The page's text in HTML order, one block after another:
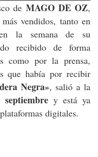
de MAGO DE OZ,
vendidos, tanto en
la semana de su
recibido de forma
como por la prensa,
que había por recibir
Negra», salió a la
y está ya
digitales.